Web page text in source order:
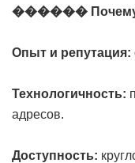
������ Почему
Опыт и репутация:
Технологичность:
адресов.
Доступность: